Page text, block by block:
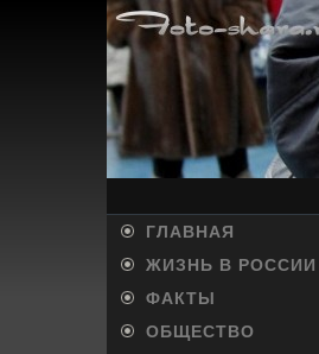
ГЛАВНАЯ
ЖИЗНЬ В РОССИИ
ФАКТЫ
ОБЩЕСТВО